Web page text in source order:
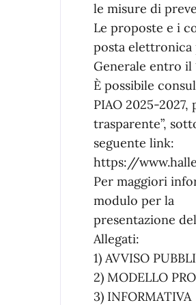
le misure di
Le proposte e i
posta elettronica
Generale entro il
È possibile
PIAO 2025-
trasparente”,
seguente link:
https://
Per maggiori
modulo per la
presentazione
Allegati:
1) AVVISO
2) MODELLO
3) INFORMATIVA